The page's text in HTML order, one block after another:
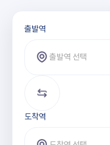
출발역과 도착역 선택
출발역
출발역 선택
도착역